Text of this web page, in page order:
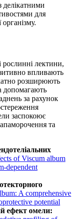
делікатними
для
організму.
рослинні лектини,
впливають
розширюють
допомагають
за рахунок
заспокоює
та
of Viscum album
dependent
A comprehensive
potential
ефект омели: